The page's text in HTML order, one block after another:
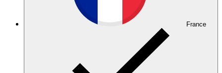
France